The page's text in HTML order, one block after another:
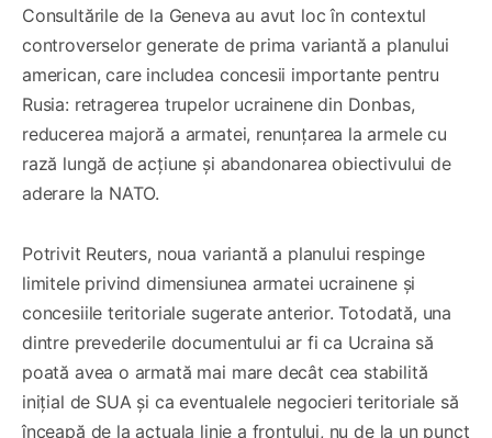
Consultările de la Geneva au avut loc în contextul
controverselor generate de prima variantă a planului
american, care includea concesii importante pentru
Rusia: retragerea trupelor ucrainene din Donbas,
reducerea majoră a armatei, renunțarea la armele cu
rază lungă de acțiune și abandonarea obiectivului de
aderare la NATO.
Potrivit Reuters, noua variantă a planului respinge
limitele privind dimensiunea armatei ucrainene și
concesiile teritoriale sugerate anterior. Totodată, una
dintre prevederile documentului ar fi ca Ucraina să
poată avea o armată mai mare decât cea stabilită
inițial de SUA și ca eventualele negocieri teritoriale să
înceapă de la actuala linie a frontului, nu de la un punct